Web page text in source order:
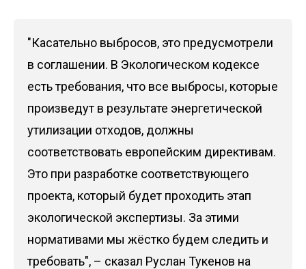
"Касательно выбросов, это предусмотрели
в соглашении. В Экологическом кодексе
есть требования, что все выбросы, которые
произведут в результате энергетической
утилизации отходов, должны
соответствовать европейским директивам.
Это при разработке соответствующего
проекта, который будет проходить этап
экологической экспертизы. За этими
нормативами мы жёстко будем следить и
требовать", – сказал Руслан Тукенов на